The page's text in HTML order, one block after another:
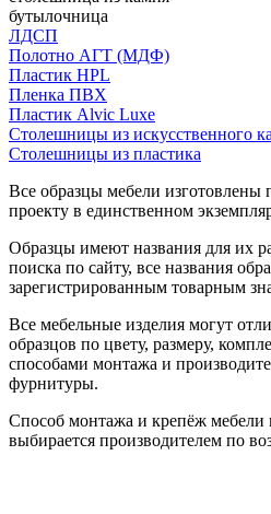
бутылочница
ЛДСП
Полотно АГТ (МДФ)
Пластик HPL
Пленка ПВХ
Пластик Alvic Luxe
Столешницы из искусственного
Столешницы из пластика
Все образцы мебели изготовлены
проекту в единственном
Образцы имеют названия для их
поиска по сайту, все названия
зарегистрированным товарным
Все мебельные изделия могут
образцов по цвету, размеру,
способами монтажа и
фурнитуры.
Способ монтажа и крепёж мебели
выбирается производителем по